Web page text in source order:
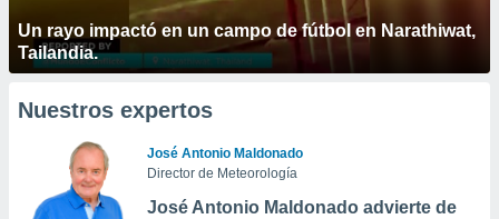
Un rayo impactó en un campo de fútbol en Narathiwat,
Tailandia.
Nuestros expertos
José Antonio Maldonado
Director de Meteorología
José Antonio Maldonado advierte de